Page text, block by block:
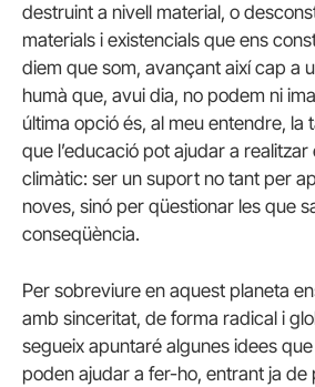
destruint a nivell material, o
materials i existencials que ens
diem que som, avançant així cap a
humà que, avui dia, no podem ni
última opció és, al meu entendre, la
que l’educació pot ajudar a
climàtic: ser un suport no tant per
noves, sinó per qüestionar les que
conseqüència.
Per sobreviure en aquest planeta
amb sinceritat, de forma radical i
segueix apuntaré algunes idees
poden ajudar a fer-ho, entrant ja de